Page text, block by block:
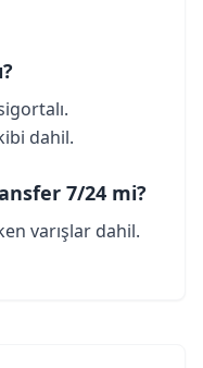
dahil.
7/24 mi?
varışlar dahil.